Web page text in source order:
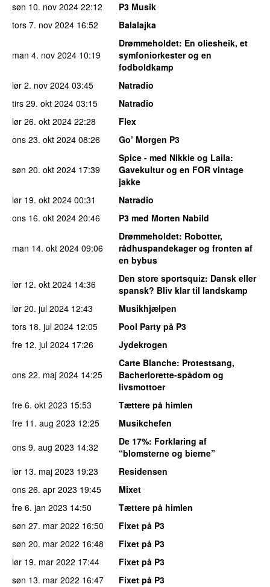
søn 10. nov 2024 22:12
P3 Musik
tors 7. nov 2024 16:52 Balalajka
man 4. nov 2024 10:19
Drømmeholdet: En oliesheik, et
symfoniorkester og en
fodboldkamp
lør 2. nov 2024 03:45
Natradio
tirs 29. okt 2024 03:15
Natradio
lør 26. okt 2024 22:28
Flex
ons 23. okt 2024 08:26 Go’ Morgen P3
søn 20. okt 2024 17:39
Spice - med Nikkie og Laila:
Gavekultur og en FOR vintage
jakke
lør 19. okt 2024 00:31
Natradio
ons 16. okt 2024 20:46 P3 med Morten Nabild
man 14. okt 2024 09:06
Drømmeholdet: Robotter,
rådhuspandekager og fronten af
en bybus
lør 12. okt 2024 14:36 Den store sportsquiz: Dansk eller
spansk? Bliv klar til landskamp
lør 20. jul 2024 12:43
Musikhjælpen
tors 18. jul 2024 12:05
Pool Party på P3
fre 12. jul 2024 17:26 Jydekrogen
ons 22. maj 2024 14:25
Carte Blanche: Protestsang,
Bacherlorette-spådom og
livsmottoer
fre 6. okt 2023 15:53
Tættere på himlen
fre 11. aug 2023 12:25
Musikchefen
ons 9. aug 2023 14:32 De 17%: Forklaring af
“blomsterne og bierne”
lør 13. maj 2023 19:23
Residensen
ons 26. apr 2023 19:45
Mixet
fre 6. jan 2023 14:50
Tættere på himlen
søn 27. mar 2022 16:50
Fixet på P3
søn 20. mar 2022 16:48
Fixet på P3
lør 19. mar 2022 17:44
Fixet på P3
søn 13. mar 2022 16:47
Fixet på P3